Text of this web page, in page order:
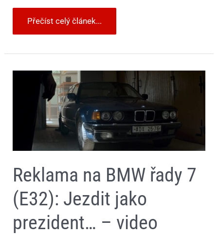
Přečíst celý článek...
Reklama na BMW řady 7
(E32): Jezdit jako
prezident… – video
Reklama
BMW
řady
(E32):
Jezdit
prezident…
–